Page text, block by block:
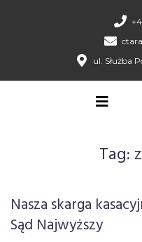
ul. Służba
Tag:
Nasza skarga
Sąd Najwyższy